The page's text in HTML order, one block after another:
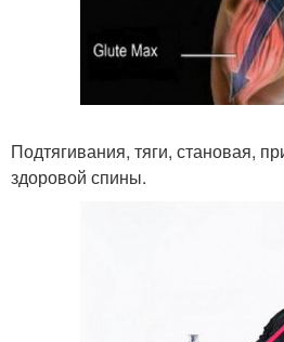
Подтягивания, тяги, становая,
здоровой спины.